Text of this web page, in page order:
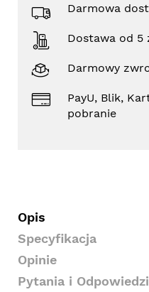
Darmowa
Dostawa od 5
Darmowy
PayU, Blik,
pobranie
Opis
Specyfikacja
Opinie
Pytania i Odpowiedzi